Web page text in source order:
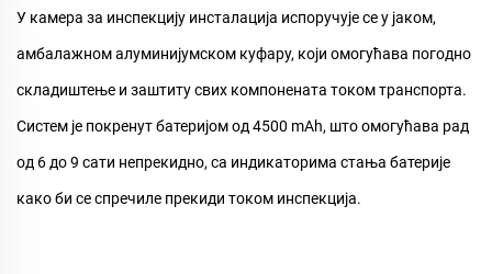
У камера за инспекцију инсталација испоручује се у јаком,
амбалажном алуминијумском куфару, који омогућава погодно
складиштење и заштиту свих компонената током транспорта.
Систем је покренут батеријом од 4500 mAh, што омогућава рад
од 6 до 9 сати непрекидно, са индикаторима стања батерије
како би се спречиле прекиди током инспекција.